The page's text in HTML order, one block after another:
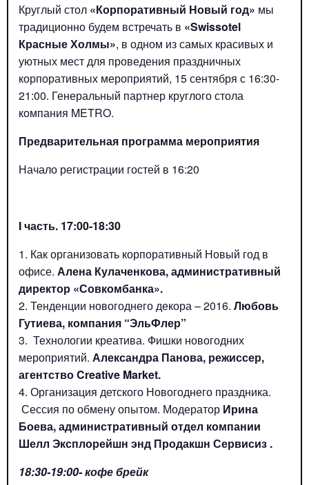
Круглый стол «Корпоративный Новый год» мы
традиционно будем встречать в «Swissotel
Красные Холмы», в одном из самых красивых и
уютных мест для проведения праздничных
корпоративных мероприятий, 15 сентября с 16:30-
21:00. Генеральный партнер круглого стола
компания METRO.
Предварительная программа мероприятия
Начало регистрации гостей в 16:20
I часть. 17:00-18:30
Как организовать корпоративный Новый год в
офисе. Алена Кулаченкова, административный
директор «Совкомбанка».
Тенденции новогоднего декора – 2016. Любовь
Гутиева, компания “ЭльФлер”
Технологии креатива. Фишки новогодних
мероприятий. Александра Панова, режиссер,
агентство Creative Market.
Организация детского Новогоднего праздника.
Сессия по обмену опытом. Модератор Ирина
Боева, административный отдел компании
Шелл Эксплорейшн энд Продакшн Сервисиз .
18:30-19:00- кофе брейк